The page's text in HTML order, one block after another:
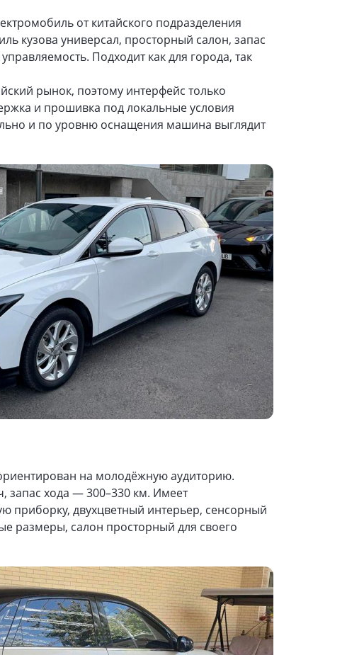
от китайского подразделения
кузова универсал, просторный салон, запас
Подходит как для города, так
рынок, поэтому интерфейс только
и прошивка под локальные условия
и по уровню оснащения машина выглядит
на молодёжную аудиторию.
запас хода — 300–330 км. Имеет
приборку, двухцветный интерьер, сенсорный
размеры, салон просторный для своего